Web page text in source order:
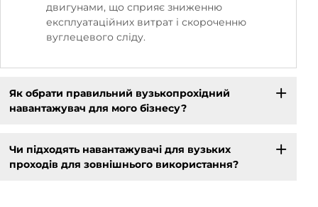
двигунами, що сприяє зниженню
експлуатаційних витрат і скороченню
вуглецевого сліду.
Як обрати правильний вузькопрохідний
навантажувач для мого бізнесу?
Чи підходять навантажувачі для вузьких
проходів для зовнішнього використання?